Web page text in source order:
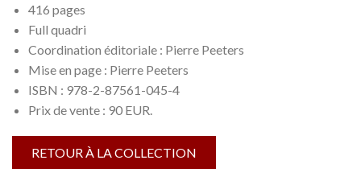
416 pages
Full quadri
Coordination éditoriale : Pierre Peeters
Mise en page : Pierre Peeters
ISBN : 978-2-87561-045-4
Prix de vente : 90 EUR.
RETOUR À LA COLLECTION